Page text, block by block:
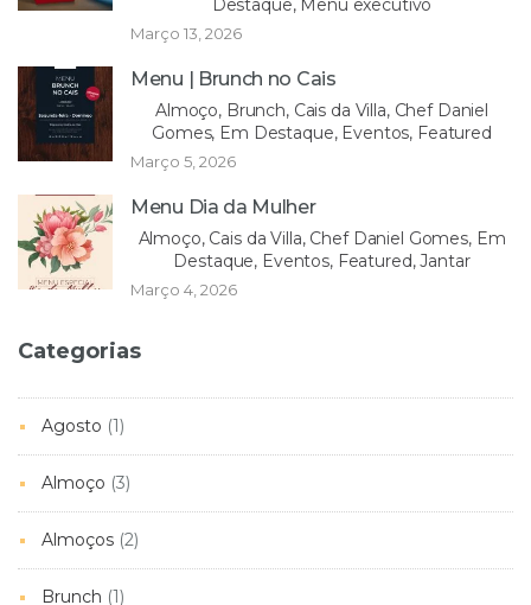
Destaque, Menu executivo
Março 13, 2026
Menu | Brunch no Cais
Almoço, Brunch, Cais da Villa, Chef Daniel
Gomes, Em Destaque, Eventos, Featured
Março 5, 2026
Menu Dia da Mulher
Almoço, Cais da Villa, Chef Daniel Gomes, Em
Destaque, Eventos, Featured, Jantar
Março 4, 2026
Categorias
Agosto (1)
Almoço (3)
Almoços (2)
Brunch (1)